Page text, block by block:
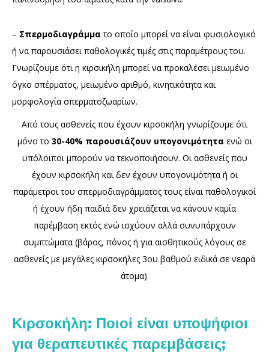
– Σπερμοδιαγράμμα το οποίο μπορεί να είναι φυσιολογικό
ή να παρουσιάσει παθολογικές τιμές στις παραμέτρους του.
Γνωρίζουμε ότι η κιρσικήλη μπορεί να προκαλέσει μειωμένο
όγκο σπέρματος, μειωμένο αριθμό, κινητικότητα και
μορφολογία σπερματοζωαρίων.
Από τους ασθενείς που έχουν κιρσοκήλη γνωρίζουμε ότι
μόνο το 30-40% παρουσιάζουν υπογονιμότητα ενώ οι
υπόλοιποι μπορούν να τεκνοποιήσουν. Οι ασθενείς που
έχουν κιρσοκήλη και δεν έχουν υπογονιμότητα ή οι
παράμετροι του σπερμοδιαγράμματος τους είναι παθολογικοί
ή έχουν ήδη παιδιά δεν χρειάζεται να κάνουν καμία
παρέμβαση εκτός ενώ ισχύουν αλλά συνυπάρχουν
συμπτώματα (βάρος, πόνος ή για αισθητικούς λόγους σε
ασθενείς με μεγάλες κιρσοκήλες 3ου βαθμού ειδικά σε νεαρά
άτομα).
Κιρσοκήλη: Ποιοί είναι υποψήφιοι
για θεραπευτικές παρεμβάσεις;